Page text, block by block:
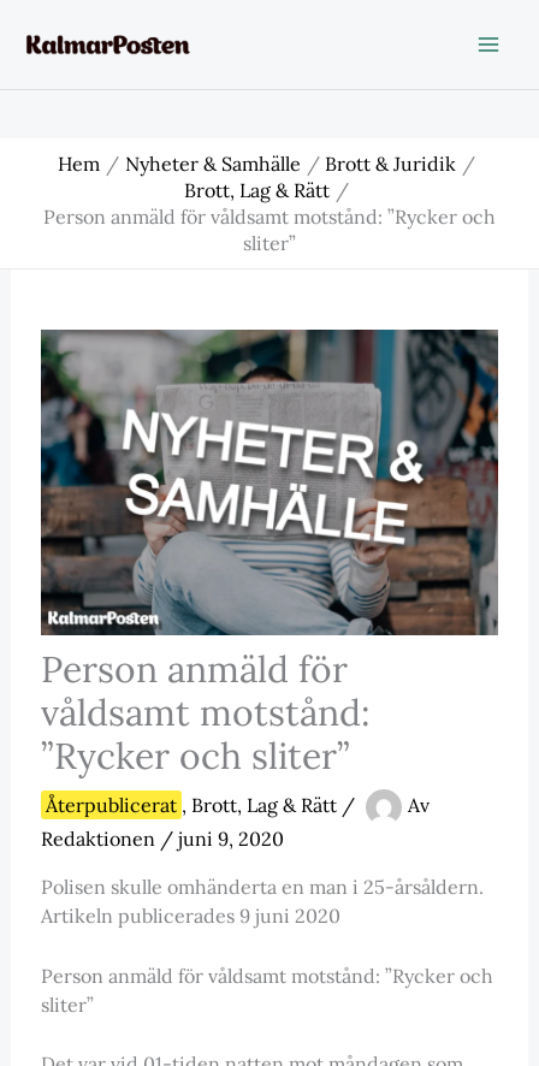
Hem Nyheter & Samhälle
Brott & Juridik
Brott, Lag & Rätt
Person anmäld för våldsamt motstånd: ”Rycker och
sliter”
Person anmäld för
våldsamt motstånd:
”Rycker och sliter”
Återpublicerat , Brott, Lag & Rätt/
Av
Redaktionen / juni 9, 2020
Polisen skulle omhänderta en man i 25-årsåldern.
Artikeln publicerades 9 juni 2020
Person anmäld för våldsamt motstånd: ”Rycker och
sliter”